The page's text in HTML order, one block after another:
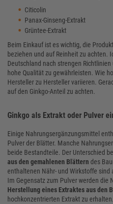
Citicolin
Panax-Ginseng-Extrakt
Grüntee-Extrakt
Beim Einkauf ist es wichtig, die
beziehen und auf Reinheit zu achten.
Deutschland nach strengen
hohe Qualität zu gewährleisten. Wie
Hersteller zu Hersteller variieren.
auf den Ginkgo-Anteil zu achten.
Ginkgo als Extrakt oder Pulver
Einige Nahrungsergänzungsmittel
Pulver der Blätter. Manche
beide Bestandteile. Der Unterschied
aus den gemahlenen Blättern des
enthaltenen Nähr- und Wirkstoffe
Im Gegensatz zum Pulver werden die
Herstellung eines Extraktes aus den
hochkonzentrierten Extrakt zu